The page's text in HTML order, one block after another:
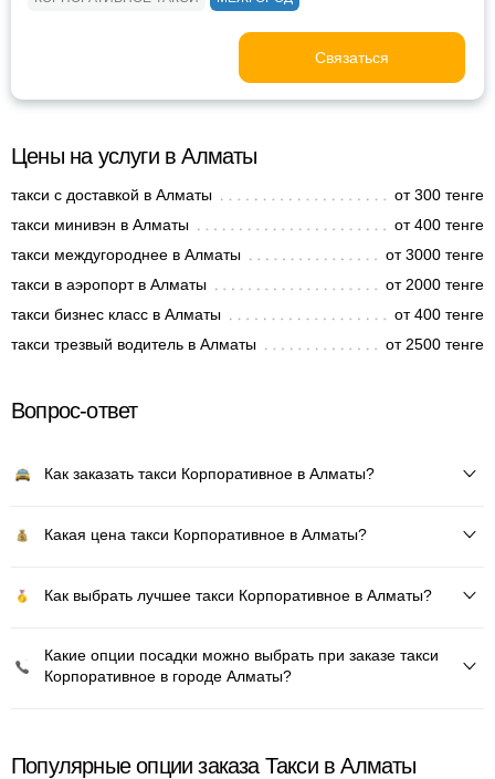
Связаться
Цены на услуги в Алматы
такси с доставкой в Алматы
от 300 тенге
такси минивэн в Алматы
от 400 тенге
такси междугороднее в Алматы
от 3000 тенге
такси в аэропорт в Алматы
от 2000 тенге
такси бизнес класс в Алматы
от 400 тенге
такси трезвый водитель в Алматы
от 2500 тенге
Вопрос-ответ
Как заказать такси Корпоративное в Алматы?
Какая цена такси Корпоративное в Алматы?
Как выбрать лучшее такси Корпоративное в Алматы?
Какие опции посадки можно выбрать при заказе такси
Корпоративное в городе Алматы?
Популярные опции заказа Такси в Алматы